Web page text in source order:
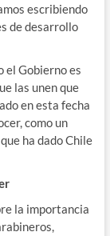
escribiendo
de desarrollo
el Gobierno es
las unen que
en esta fecha
como un
ha dado Chile
la importancia